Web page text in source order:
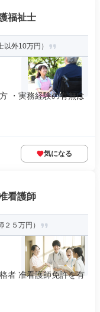
福祉士
外10万円）
・実務経験の有無は
気になる
看護師
５万円）
者 准看護師免許を有